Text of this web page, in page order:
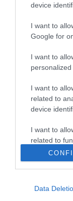
device
I want to
Google for
I want to
personalized
I want to
related to
device
I want to
related to
I want to
related to
I want to
Data
Η ευρωπαϊκή
τα παιχνίδια με
ΤΣΣΚΑ 1948
05/08/2026